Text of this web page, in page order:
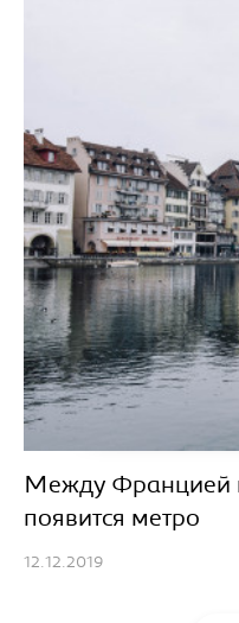
Между Францией
появится метро
12.12.2019